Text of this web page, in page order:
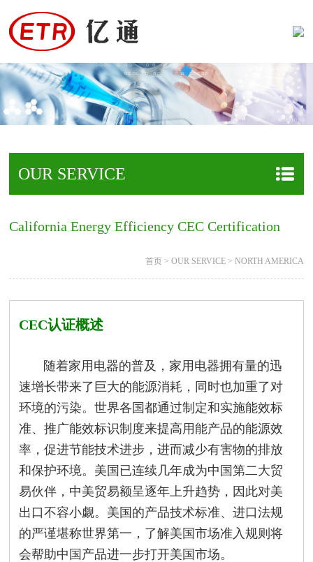
OUR SERVICE
California Energy Efficiency CEC Certification
首页> OUR SERVICE> NORTH AMERICA
CEC认证概述
随着家用电器的普及，家用电器拥有量的迅
速增长带来了巨大的能源消耗，同时也加重了对
环境的污染。世界各国都通过制定和实施能效标
准、推广能效标识制度来提高用能产品的能源效
率，促进节能技术进步，进而减少有害物的排放
和保护环境。美国已连续几年成为中国第二大贸
易伙伴，中美贸易额呈逐年上升趋势，因此对美
出口不容小觑。美国的产品技术标准、进口法规
的严谨堪称世界第一，了解美国市场准入规则将
会帮助中国产品进一步打开美国市场。